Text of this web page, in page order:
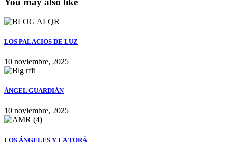
LOS PALACIOS DE LUZ
10 noviembre, 2025
ÁNGEL GUARDIÁN
10 noviembre, 2025
LOS ÁNGELES Y LA TORÁ